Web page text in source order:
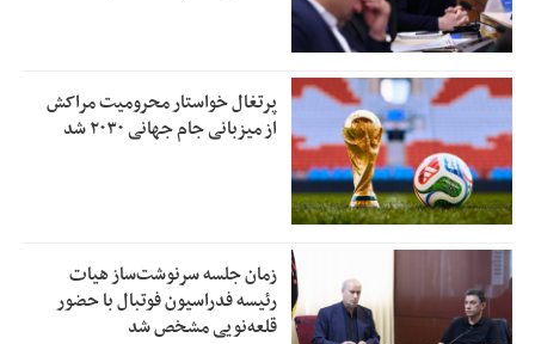
پرتغال خواستار محرومیت مراکش
از میزبانی جام جهانی ۲۰۳۰ شد
زمان جلسه سرنوشت‌ساز هیات
رئیسه فدراسیون فوتبال با حضور
قلعه‌نویی مشخص شد